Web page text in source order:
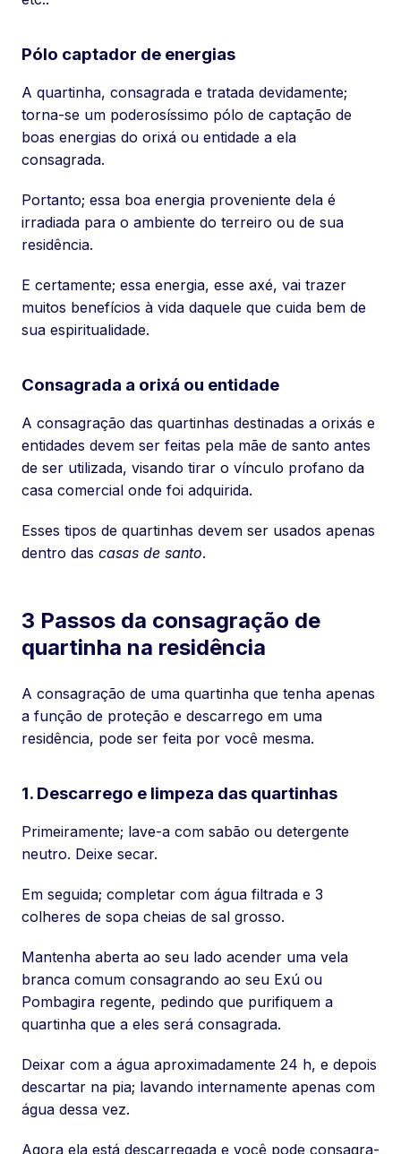
Pólo captador de energias
A quartinha, consagrada e tratada devidamente;
torna-se um poderosíssimo pólo de captação de
boas energias do orixá ou entidade a ela
consagrada.
Portanto; essa boa energia proveniente dela é
irradiada para o ambiente do terreiro ou de sua
residência.
E certamente; essa energia, esse axé, vai trazer
muitos benefícios à vida daquele que cuida bem de
sua espiritualidade.
Consagrada a orixá ou entidade
A consagração das quartinhas destinadas a orixás e
entidades devem ser feitas pela mãe de santo antes
de ser utilizada, visando tirar o vínculo profano da
casa comercial onde foi adquirida.
Esses tipos de quartinhas devem ser usados apenas
dentro das casas de santo.
3 Passos da consagração de
quartinha na residência
A consagração de uma quartinha que tenha apenas
a função de proteção e descarrego em uma
residência, pode ser feita por você mesma.
1. Descarrego e limpeza das quartinhas
Primeiramente; lave-a com sabão ou detergente
neutro. Deixe secar.
Em seguida; completar com água filtrada e 3
colheres de sopa cheias de sal grosso.
Mantenha aberta ao seu lado acender uma vela
branca comum consagrando ao seu Exú ou
Pombagira regente, pedindo que purifiquem a
quartinha que a eles será consagrada.
Deixar com a água aproximadamente 24 h, e depois
descartar na pia; lavando internamente apenas com
água dessa vez.
Agora ela está descarregada e você pode consagra-